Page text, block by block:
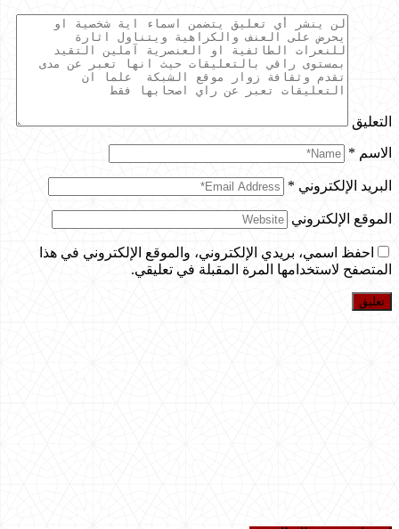
التعليق
الاسم *
البريد الإلكتروني *
الموقع الإلكتروني
احفظ اسمي، بريدي الإلكتروني، والموقع الإلكتروني في هذا
المتصفح لاستخدامها المرة المقبلة في تعليقي.